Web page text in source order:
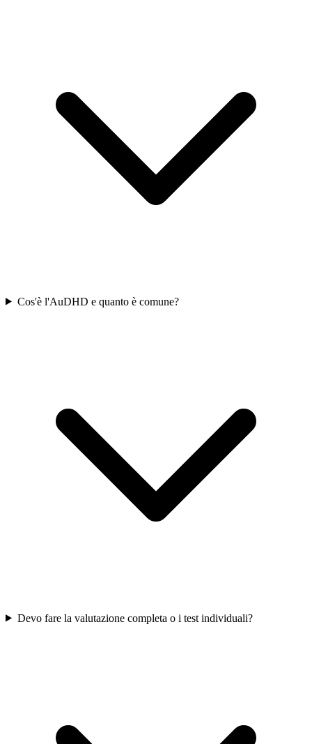
Cos'è l'AuDHD e quanto è comune?
Devo fare la valutazione completa o i test individuali?